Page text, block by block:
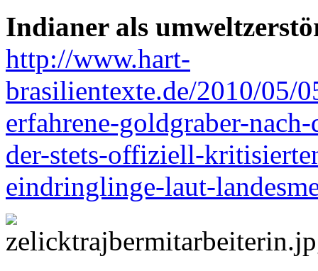
Indianer als
http://www.hart-
brasilientexte.de/2010/05/
erfahrene-goldgraber-
der-stets-offiziell-
eindringlinge-laut-